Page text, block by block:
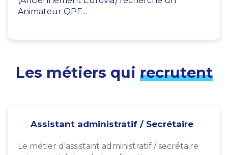
Animateur QPE...
Les métiers qui recrutent
Assistant administratif / Secrétaire
Le métier d'assistant administratif / secrétaire